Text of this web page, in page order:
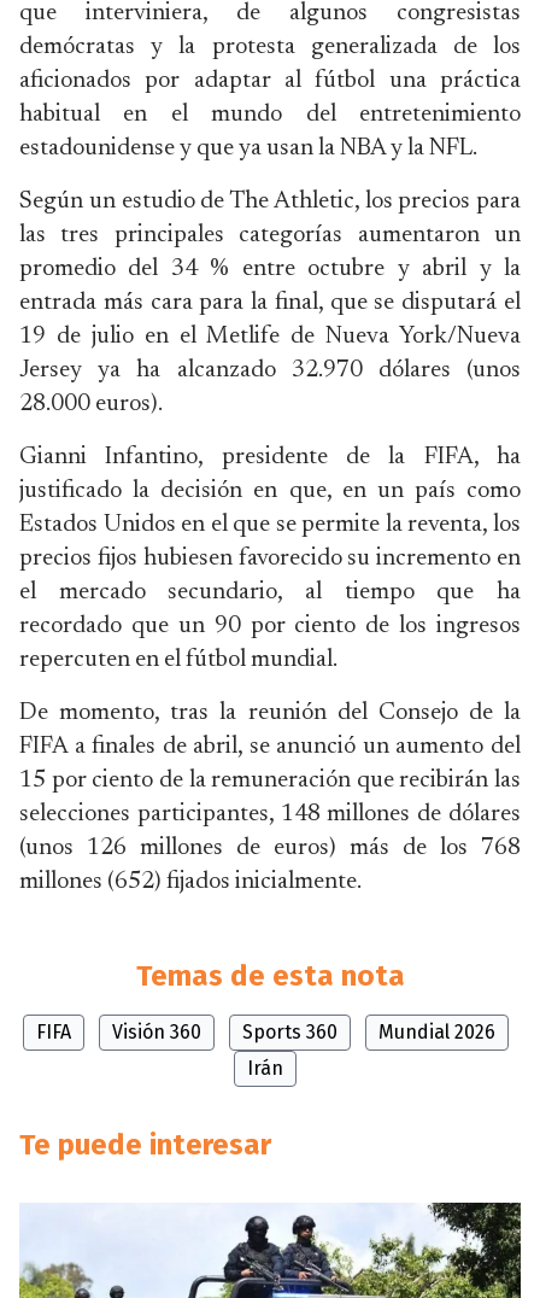
que interviniera, de algunos congresistas
demócratas y la protesta generalizada de los
aficionados por adaptar al fútbol una práctica
habitual en el mundo del entretenimiento
estadounidense y que ya usan la NBA y la NFL.
Según un estudio de The Athletic, los precios para
las tres principales categorías aumentaron un
promedio del 34 % entre octubre y abril y la
entrada más cara para la final, que se disputará el
19 de julio en el Metlife de Nueva York/Nueva
Jersey ya ha alcanzado 32.970 dólares (unos
28.000 euros).
Gianni Infantino, presidente de la FIFA, ha
justificado la decisión en que, en un país como
Estados Unidos en el que se permite la reventa, los
precios fijos hubiesen favorecido su incremento en
el mercado secundario, al tiempo que ha
recordado que un 90 por ciento de los ingresos
repercuten en el fútbol mundial.
De momento, tras la reunión del Consejo de la
FIFA a finales de abril, se anunció un aumento del
15 por ciento de la remuneración que recibirán las
selecciones participantes, 148 millones de dólares
(unos 126 millones de euros) más de los 768
millones (652) fijados inicialmente.
Temas de esta nota
FIFA Visión 360 Sports 360
Mundial 2026
Irán
Te puede interesar